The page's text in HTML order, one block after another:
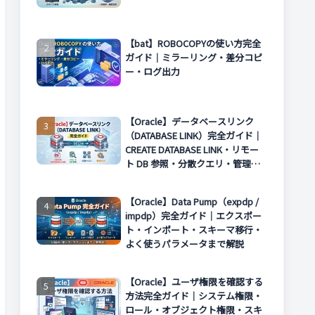
【bat】ROBOCOPYの使い方完全
ガイド｜ミラーリング・差分コピ
ー・ログ出力
【Oracle】データベースリンク
（DATABASE LINK）完全ガイド｜
CREATE DATABASE LINK・リモー
ト DB 参照・分散クエリ・管理方
【Oracle】Data Pump（expdp /
impdp）完全ガイド｜エクスポー
ト・インポート・スキーマ移行・
よく使うパラメータまで解説
【Oracle】ユーザ権限を確認する
方法完全ガイド｜システム権限・
ロール・オブジェクト権限・スキ